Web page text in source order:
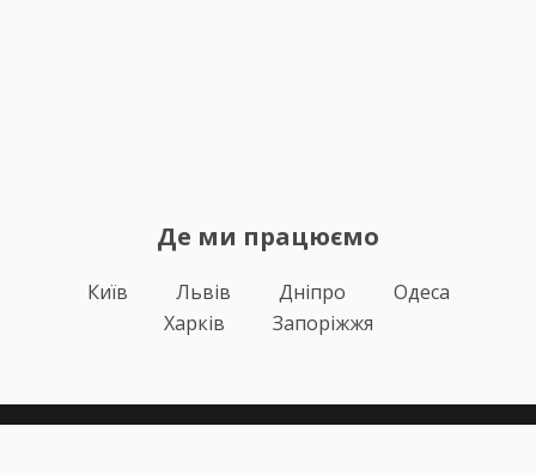
Де ми працюємо
Київ Львів Дніпро
Одеса
Харків
Запоріжжя